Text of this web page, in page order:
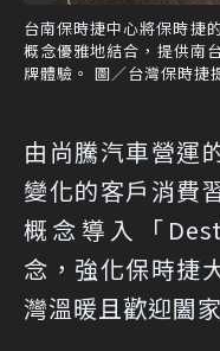
台南保時捷中心將保時捷
概念優雅地結合，提供南
牌體驗。 圖／台灣保時捷
由尚騰汽車營運
變化的客戶消費
概念導入「
念，強化保時捷
灣溫暖且歡迎闔